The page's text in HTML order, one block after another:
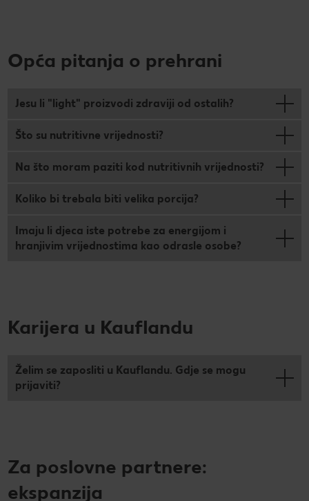
Opća pitanja o prehrani
Jesu li "light" proizvodi zdraviji od ostalih?
Što su nutritivne vrijednosti?
Na što moram paziti kod nutritivnih vrijednosti?
Koliko bi trebala biti velika porcija?
Imaju li djeca iste potrebe za energijom i
hranjivim vrijednostima kao odrasle osobe?
Karijera u Kauflandu
Želim se zaposliti u Kauflandu. Gdje se mogu
prijaviti?
Za poslovne partnere:
ekspanzija